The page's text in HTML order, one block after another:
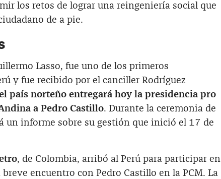
los retos de lograr una reingeniería social que
de a pie.
Lasso, fue uno de los primeros
y fue recibido por el canciller Rodríguez
país norteño entregará hoy la presidencia pro
a Pedro Castillo. Durante la ceremonia de
un informe sobre su gestión que inició el 17 de
, de Colombia, arribó al Perú para participar en
encuentro con Pedro Castillo en la PCM. La